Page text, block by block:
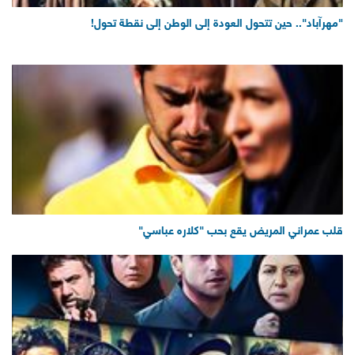
"مهرآباد".. حين تتحول العودة إلى الوطن إلى نقطة تحول!
قلب عمراني المريض يقع بحب "كلاره عباسي"